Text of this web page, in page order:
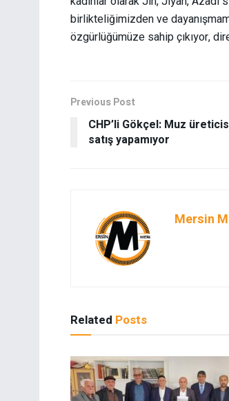
birlikteliğimizden ve
özgürlüğümüze sahip çıkıyor,
Previous Post
CHP’li Gökçel: Muz
satış yapamıyor
Mersin
Related Posts